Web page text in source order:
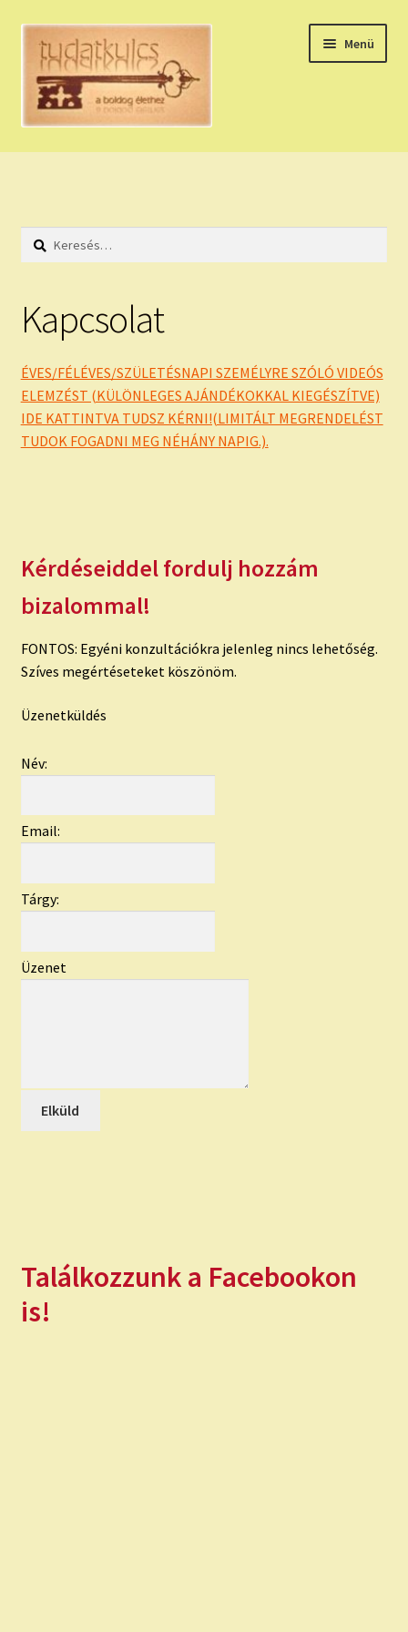
Ugrás
navigációhoz
Kilépés
tartalomba
Menü
HÚZZ EGY KÁRTYÁT!
HOLDNAPTÁR
NAPI ASZTROLÓGIA
KÉRJ EGY MEGERŐSÍTÉST!
Expand
child
ISMERJ MEG!
TAROT ELEMZÉS MEGRENDELÉSE LIMITÁLT!
AJÁNDÉKOKKAL!
Keresés:
Kapcsolat
ÉVES/FÉLÉVES/SZÜLETÉSNAPI SZEMÉLYRE SZÓLÓ VIDEÓS
ELEMZÉST (KÜLÖNLEGES AJÁNDÉKOKKAL KIEGÉSZÍTVE)
IDE KATTINTVA TUDSZ KÉRNI!(LIMITÁLT MEGRENDELÉST
TUDOK FOGADNI MEG NÉHÁNY NAPIG.).
Kérdéseiddel fordulj hozzám
bizalommal!
FONTOS: Egyéni konzultációkra jelenleg nincs lehetőség.
Szíves megértéseteket köszönöm.
Üzenetküldés
Név:
Email:
Tárgy:
Üzenet
Találkozzunk a Facebookon
is!